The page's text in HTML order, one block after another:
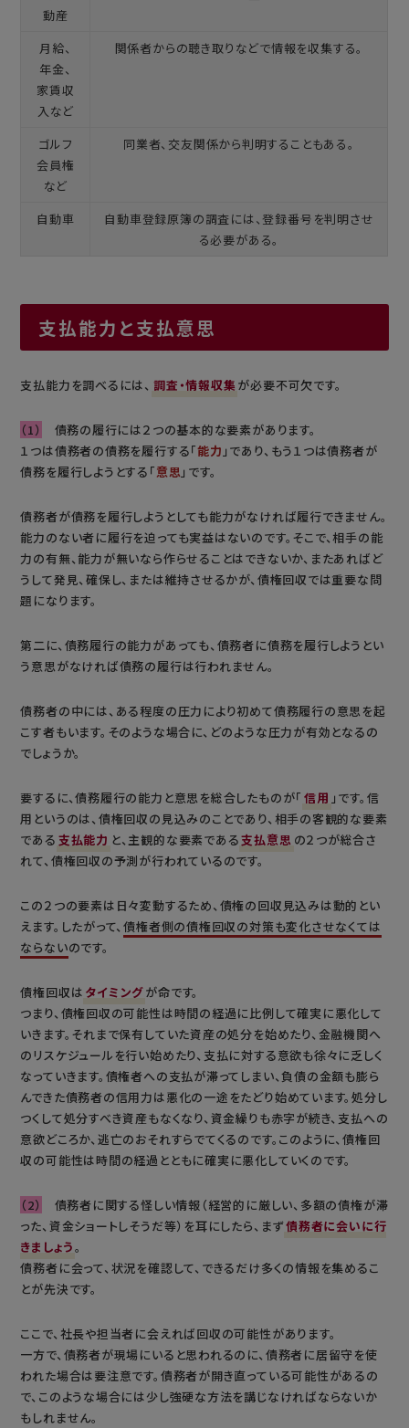
動産
月給、
年金、
家賃収
入など
関係者からの聴き取りなどで情報を収集する。
ゴルフ
会員権
など
同業者、交友関係から判明することもある。
自動車
自動車登録原簿の調査には、登録番号を判明させ
る必要がある。
支払能力と支払意思
支払能力を調べるには、 調査・情報収集 が必要不可欠です。
（1）
債務の履行には２つの基本的な要素があります。
１つは債務者の債務を履行する「能力 」であり、もう１つは債務者が
債務を履行しようとする「意思」です。
債務者が債務を履行しようとしても能力がなければ履行できません。
能力のない者に履行を迫っても実益はないのです。そこで、相手の能
力の有無、能力が無いなら作らせることはできないか、またあればど
うして発見、確保し、または維持させるかが、債権回収では重要な問
題になります。
第二に、債務履行の能力があっても、債務者に債務を履行しようとい
う意思がなければ債務の履行は行われません。
債務者の中には、ある程度の圧力により初めて債務履行の意思を起
こす者もいます。そのような場合に、どのような圧力が有効となるの
でしょうか。
要するに、債務履行の能力と意思を総合したものが「 信用 」です。信
用というのは、債権回収の見込みのことであり、相手の客観的な要素
である 支払能力 と、主観的な要素である支払意思 の２つが総合さ
れて、債権回収の予測が行われているのです。
この２つの要素は日々変動するため、債権の回収見込みは動的とい
えます。したがって、債権者側の債権回収の対策も変化させなくては
ならないのです。
債権回収は タイミングが命です。
つまり、債権回収の可能性は時間の経過に比例して確実に悪化して
いきます。それまで保有していた資産の処分を始めたり、金融機関へ
のリスケジュールを行い始めたり、支払に対する意欲も徐々に乏しく
なっていきます。債権者への支払が滞ってしまい、負債の金額も膨ら
んできた債務者の信用力は悪化の一途をたどり始めています。処分し
つくして処分すべき資産もなくなり、資金繰りも赤字が続き、支払への
意欲どころか、逃亡のおそれすらでてくるのです。このように、債権回
収の可能性は時間の経過とともに確実に悪化していくのです。
（2）
債務者に関する怪しい情報（経営的に厳しい、多額の債権が滞
った、資金ショートしそうだ等）を耳にしたら、まず債務者に会いに行
きましょう。
債務者に会って、状況を確認して、できるだけ多くの情報を集めるこ
とが先決です。
ここで、社長や担当者に会えれば回収の可能性があります。
一方で、債務者が現場にいると思われるのに、債務者に居留守を使
われた場合は要注意です。債務者が開き直っている可能性があるの
で、このような場合には少し強硬な方法を講じなければならないか
もしれません。